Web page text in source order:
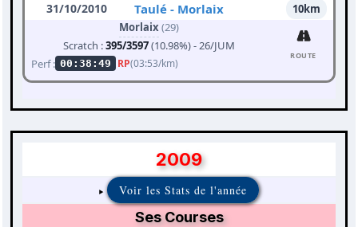
31/10/2010 Taulé - Morlaix
10km
Morlaix(29)
Scratch :395/3597(10.98%) - 26/JUM
Perf : 00:38:49 RP(03:53/km)
ROUTE
2009
Voir les Stats de l'année
Ses Courses